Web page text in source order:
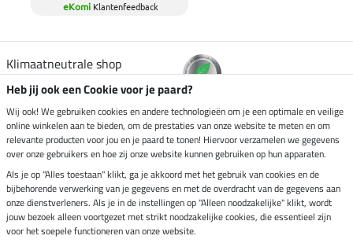
eKomi Klantenfeedback
Klimaatneutrale shop
Verzending per
Veilig betalen met
Impressum
Heb jij ook een Cookie voor je paard?
Wij ook! We gebruiken cookies en andere technologieën om je een optimale en veilige
online winkelen aan te bieden, om de prestaties van onze website te meten en om
relevante producten voor jou en je paard te tonen! Hiervoor verzamelen we gegevens
over onze gebruikers en hoe zij onze website kunnen gebruiken op hun apparaten.
Als je op "Alles toestaan" klikt, ga je akkoord met het gebruik van cookies en de
bijbehorende verwerking van je gegevens en met de overdracht van de gegevens aan
onze dienstverleners. Als je in de instellingen op "Alleen noodzakelijke" klikt, wordt
jouw bezoek alleen voortgezet met strikt noodzakelijke cookies, die essentieel zijn
voor het soepele functioneren van onze website.